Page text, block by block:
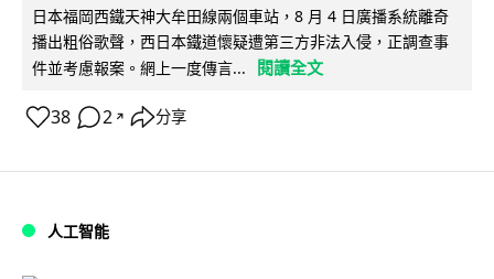
日本福岡西鐵天神大牟田線兩個車站，8 月 4 日廣播系統離奇
播出粗俗歌聲，西日本鐵道懷疑遭第三方非法入侵，正調查事
件並考慮報案。網上一度傳言...
閱讀全文
38 2 ↗ 分享
人工智能